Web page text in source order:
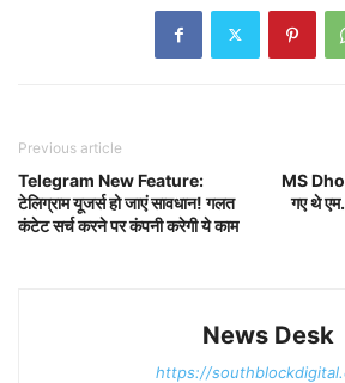
Previous article
Telegram New Feature:
टेलिग्राम यूजर्स हो जाएं सावधान! गलत
कंटेट सर्च करने पर कंपनी करेगी ये काम
MS
गए थे एम.
News Desk
https://